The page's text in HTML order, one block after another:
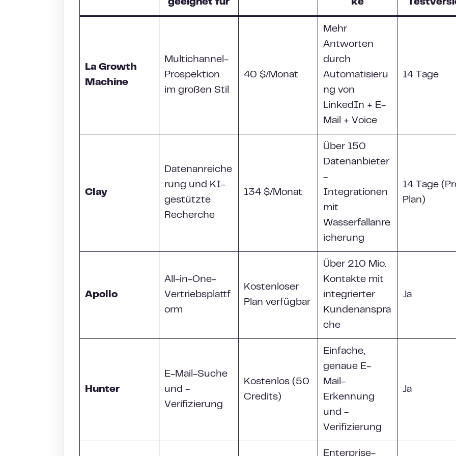
geeignet für
ke
La Growth
Machine
Multichannel-
Prospektion
im großen Stil
40 $/Monat
Mehr
Antworten
durch
Automatisieru
ng von
LinkedIn + E-
Mail + Voice
14 Tage
Clay
Datenanreiche
rung und KI-
gestützte
Recherche
134 $/Monat
Über 150
Datenanbieter
-
Integrationen
mit
Wasserfallanre
icherung
14 Tage
Plan)
Apollo
All-in-One-
Vertriebsplattf
orm
Kostenloser
Plan verfügbar
Über 210 Mio.
Kontakte mit
integrierter
Kundenanspra
che
Ja
Hunter
E-Mail-Suche
und -
Verifizierung
Kostenlos (50
Credits)
Einfache,
genaue E-
Mail-
Erkennung
und -
Verifizierung
Ja
Enterprise-